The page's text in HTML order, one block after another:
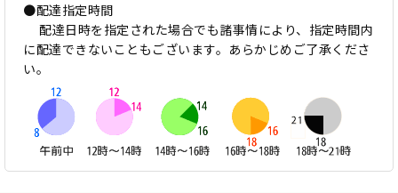
●配達指定時間
配達日時を指定された場合でも諸事情により、指定時間内
に配達できないこともございます。あらかじめご了承くださ
い。